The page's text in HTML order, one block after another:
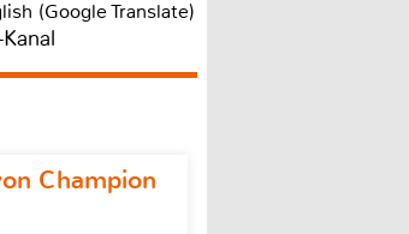
(Google Translate)
Champion